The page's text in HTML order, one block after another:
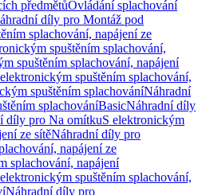
předmětůOvládání splachování
díly pro Montáž pod
splachování, napájení ze
spuštěním splachování,
spuštěním splachování, napájení
spuštěním splachování,
spuštěním splachováníNáhradní
splachováníBasicNáhradní díly
díly pro Na omítkuS elektronickým
ze sítěNáhradní díly pro
napájení ze
splachování, napájení
spuštěním splachování,
Náhradní díly pro